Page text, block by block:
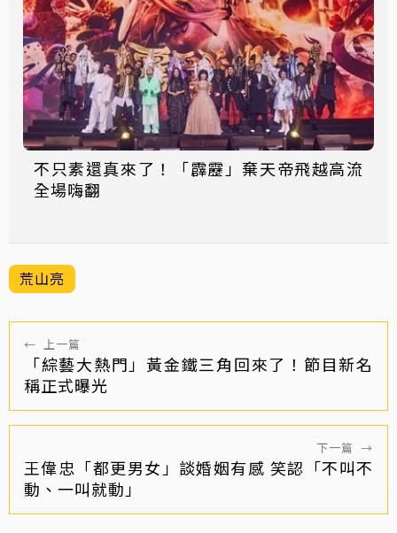
不只素還真來了！「霹靂」棄天帝飛越高流
全場嗨翻
荒山亮
← 上一篇
「綜藝大熱門」黃金鐵三角回來了！節目新名
稱正式曝光
下一篇 →
王偉忠「都更男女」談婚姻有感 笑認「不叫不
動、一叫就動」